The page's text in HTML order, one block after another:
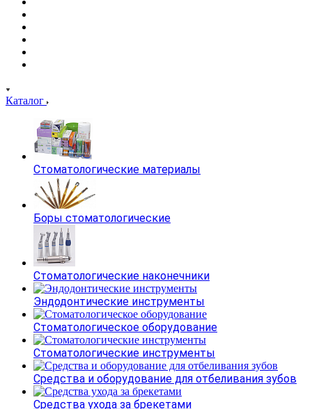
Каталог
Стоматологические материалы
Боры стоматологические
Стоматологические наконечники
Эндодонтические инструменты
Стоматологическое оборудование
Стоматологические инструменты
Средства и оборудование для отбеливания зубов
Средства ухода за брекетами